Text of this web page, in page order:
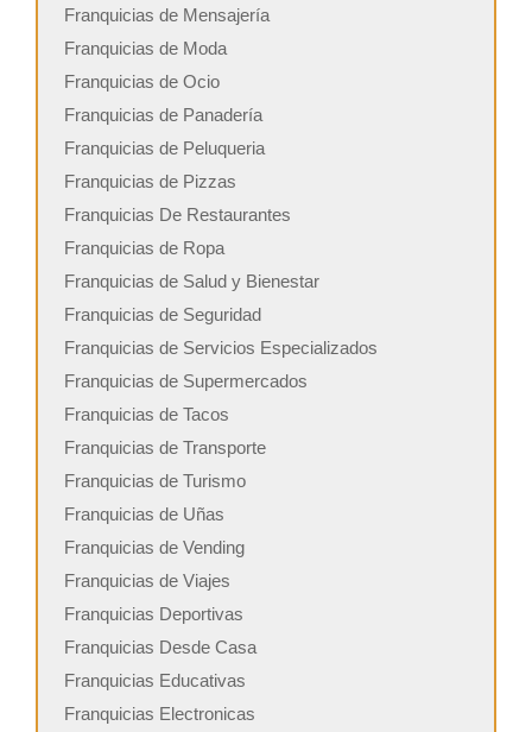
Franquicias de Mensajería
Franquicias de Moda
Franquicias de Ocio
Franquicias de Panadería
Franquicias de Peluqueria
Franquicias de Pizzas
Franquicias De Restaurantes
Franquicias de Ropa
Franquicias de Salud y Bienestar
Franquicias de Seguridad
Franquicias de Servicios Especializados
Franquicias de Supermercados
Franquicias de Tacos
Franquicias de Transporte
Franquicias de Turismo
Franquicias de Uñas
Franquicias de Vending
Franquicias de Viajes
Franquicias Deportivas
Franquicias Desde Casa
Franquicias Educativas
Franquicias Electronicas